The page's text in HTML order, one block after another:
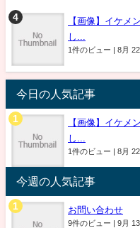
【画像】イケメ
し...
1件のビュー | 8月
今日の人気記事
【画像】イケメ
し...
1件のビュー | 8月
今週の人気記事
お問い合わせ
9件のビュー | 9月